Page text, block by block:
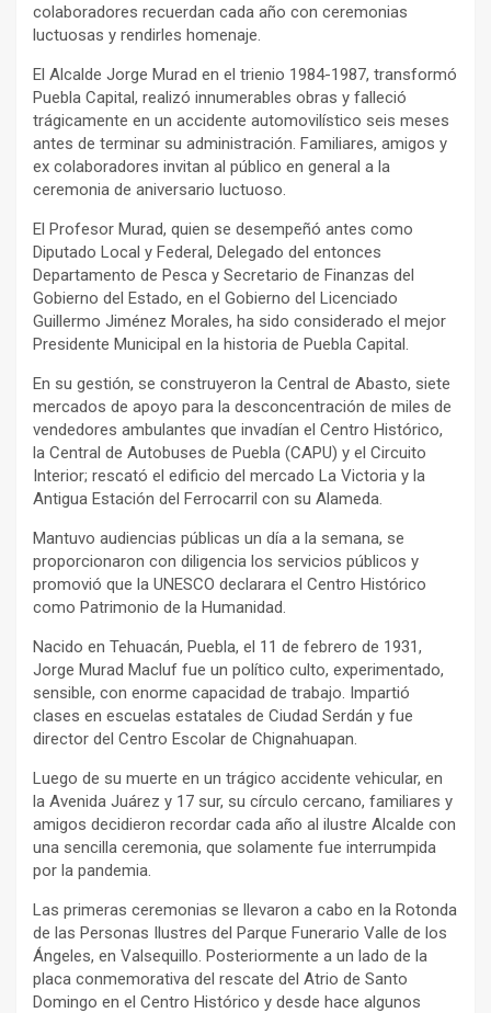
colaboradores recuerdan cada año con ceremonias
luctuosas y rendirles homenaje.
El Alcalde Jorge Murad en el trienio 1984-1987, transformó
Puebla Capital, realizó innumerables obras y falleció
trágicamente en un accidente automovilístico seis meses
antes de terminar su administración. Familiares, amigos y
ex colaboradores invitan al público en general a la
ceremonia de aniversario luctuoso.
El Profesor Murad, quien se desempeñó antes como
Diputado Local y Federal, Delegado del entonces
Departamento de Pesca y Secretario de Finanzas del
Gobierno del Estado, en el Gobierno del Licenciado
Guillermo Jiménez Morales, ha sido considerado el mejor
Presidente Municipal en la historia de Puebla Capital.
En su gestión, se construyeron la Central de Abasto, siete
mercados de apoyo para la desconcentración de miles de
vendedores ambulantes que invadían el Centro Histórico,
la Central de Autobuses de Puebla (CAPU) y el Circuito
Interior; rescató el edificio del mercado La Victoria y la
Antigua Estación del Ferrocarril con su Alameda.
Mantuvo audiencias públicas un día a la semana, se
proporcionaron con diligencia los servicios públicos y
promovió que la UNESCO declarara el Centro Histórico
como Patrimonio de la Humanidad.
Nacido en Tehuacán, Puebla, el 11 de febrero de 1931,
Jorge Murad Macluf fue un político culto, experimentado,
sensible, con enorme capacidad de trabajo. Impartió
clases en escuelas estatales de Ciudad Serdán y fue
director del Centro Escolar de Chignahuapan.
Luego de su muerte en un trágico accidente vehicular, en
la Avenida Juárez y 17 sur, su círculo cercano, familiares y
amigos decidieron recordar cada año al ilustre Alcalde con
una sencilla ceremonia, que solamente fue interrumpida
por la pandemia.
Las primeras ceremonias se llevaron a cabo en la Rotonda
de las Personas Ilustres del Parque Funerario Valle de los
Ángeles, en Valsequillo. Posteriormente a un lado de la
placa conmemorativa del rescate del Atrio de Santo
Domingo en el Centro Histórico y desde hace algunos